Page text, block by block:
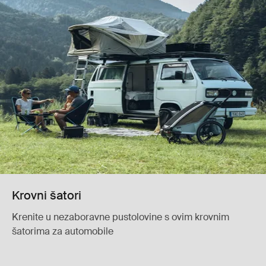
Krovni šatori
Krenite u nezaboravne pustolovine s ovim krovnim
šatorima za automobile